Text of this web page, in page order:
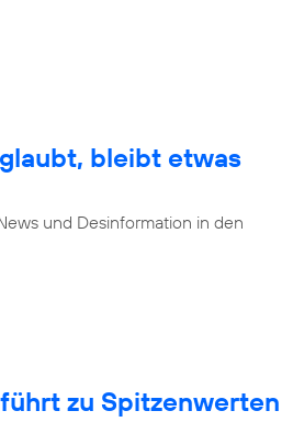
bleibt etwas
und Desinformation in den
zu Spitzenwerten